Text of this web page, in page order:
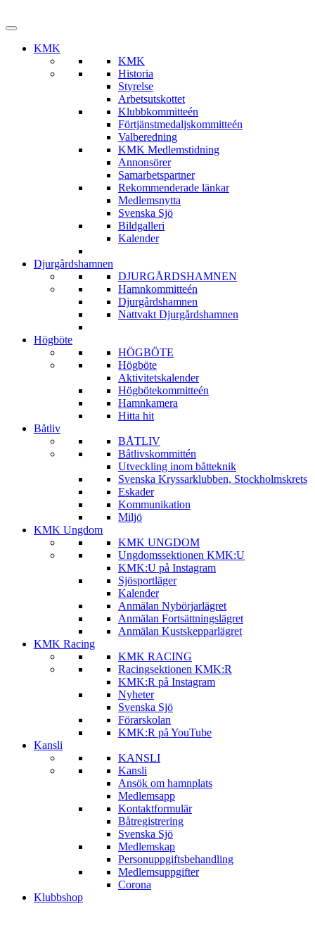
KMK
KMK
Historia
Styrelse
Arbetsutskottet
Klubbkommitteén
Förtjänstmedaljskommitteén
Valberedning
KMK Medlemstidning
Annonsörer
Samarbetspartner
Rekommenderade länkar
Medlemsnytta
Svenska Sjö
Bildgalleri
Kalender
Djurgårdshamnen
DJURGÅRDSHAMNEN
Hamnkommitteén
Djurgårdshamnen
Nattvakt Djurgårdshamnen
Högböte
HÖGBÖTE
Högböte
Aktivitetskalender
Högbötekommitteén
Hamnkamera
Hitta hit
Båtliv
BÅTLIV
Båtlivskommittén
Utveckling inom båtteknik
Svenska Kryssarklubben, Stockholmskrets
Eskader
Kommunikation
Miljö
KMK Ungdom
KMK UNGDOM
Ungdomssektionen KMK:U
KMK:U på Instagram
Sjösportläger
Kalender
Anmälan Nybörjarlägret
Anmälan Fortsättningslägret
Anmälan Kustskepparlägret
KMK Racing
KMK RACING
Racingsektionen KMK:R
KMK:R på Instagram
Nyheter
Svenska Sjö
Förarskolan
KMK:R på YouTube
Kansli
KANSLI
Kansli
Ansök om hamnplats
Medlemsapp
Kontaktformulär
Båtregistrering
Svenska Sjö
Medlemskap
Personuppgiftsbehandling
Medlemsuppgifter
Corona
Klubbshop